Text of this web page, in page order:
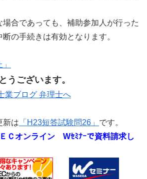
場合であっても、補助参加人が行った
の手続きは有効となります。
うございます。
新は 「H23短答試験問26」 です。
Ｃオンライン
Wｾﾐﾅｰで資料請求し